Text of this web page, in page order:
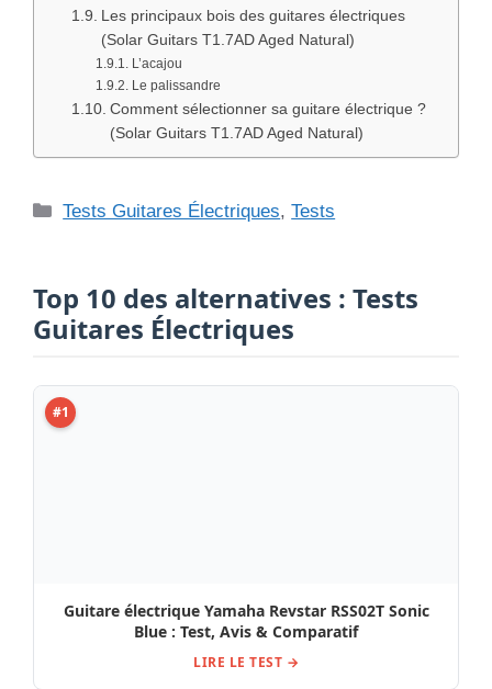
Les principaux bois des guitares électriques
(Solar Guitars T1.7AD Aged Natural)
L’acajou
Le palissandre
Comment sélectionner sa guitare électrique ?
(Solar Guitars T1.7AD Aged Natural)
Catégories
Tests Guitares Électriques,Tests
Top 10 des alternatives : Tests
Guitares Électriques
#1
Guitare électrique Yamaha Revstar RSS02T Sonic
Blue : Test, Avis & Comparatif
LIRE LE TEST →